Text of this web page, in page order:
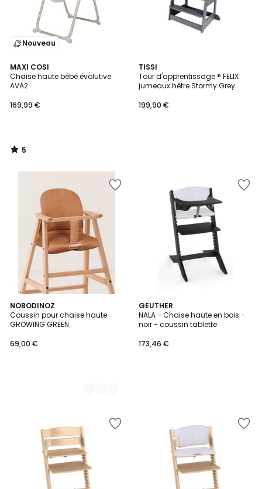
Nouveau
MAXI COSI
Chaise haute bébé évolutive
AVA2
169,99 €
5
/
5
5
/
TISSI
Tour d'apprentissage ® FELIX
jumeaux hêtre Stormy Grey
199,90 €
NOBODINOZ
Coussin pour chaise haute
GROWING GREEN
69,00 €
3
Couleurs
GEUTHER
NALA - Chaise haute en bois -
noir - coussin tablette
173,46 €